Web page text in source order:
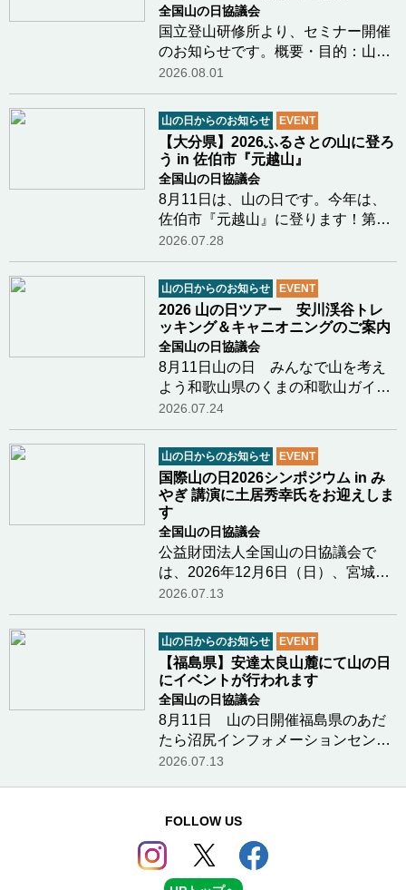
全国山の日協議会
国立登山研修所より、セミナー開催
のお知らせです。概要・目的：山岳
関係機関と共催で、登山初心者をは
じめとする一般登山者を幅広く対象
とし、雪氷学、海外登山遠征の記
録、登山用具・装備の解説等、安全
登山に資する個別…つづきを読む
2026.08.01
山の日からのお知らせ EVENT
【大分県】2026ふるさとの山に登ろ
う in 佐伯市『元越山』
全国山の日協議会
8月11日は、山の日です。今年は、
佐伯市『元越山』に登ります！第５
回「山の日」記念全国大会開催地の
大分県。大分県山の日登山実行委員
会（大分県山岳連盟・大分勤労者山
岳連盟・日本山岳会東九州支部）で
は、毎年ふるさの…つづきを読む
2026.07.28
山の日からのお知らせ EVENT
2026 山の日ツアー 安川渓谷トレ
ッキング＆キャニオニングのご案内
全国山の日協議会
8月11日山の日 みんなで山を考え
よう和歌山県のくまの和歌山ガイド
クラブ新田さまより8月11日山の日
に行われるイベントのご案内があり
ましたのでご紹介します鳥のさえず
り、川のせせらぎ、木漏れ日、川の
水の冷たさ和歌山…つづきを読む
2026.07.24
山の日からのお知らせ EVENT
国際山の日2026シンポジウム in み
やぎ 講演に土居秀幸氏をお迎えしま
す
全国山の日協議会
公益財団法人全国山の日協議会で
は、2026年12月6日（日）、宮城県
栗原市において「国際山の日2026シ
ンポジウム in みやぎ」を開催しま
す。 本シンポジウムでは、「生物多
様性」をメインテーマに掲げ、山や
森が育む自然の恵…つづきを読む
2026.07.13
山の日からのお知らせ EVENT
【福島県】安達太良山麓にて山の日
にイベントが行われます
全国山の日協議会
8月11日 山の日開催福島県のあだ
たら沼尻インフォメーションセンタ
ー様より、山の日（８月１１日）に
す。開催日 ： ２０２６年８月１１
日（祝日）開催時…つづきを読む
2026.07.13
FOLLOW US